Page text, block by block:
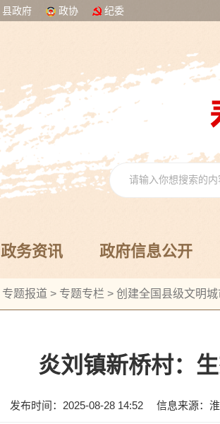
县政府 政协 纪委
政务资讯 政府信息公开
专题报道 > 专题专栏 > 创建全国县级文明
炎刘镇新桥村：
发布时间：2025-08-28 14:52 信息来源：